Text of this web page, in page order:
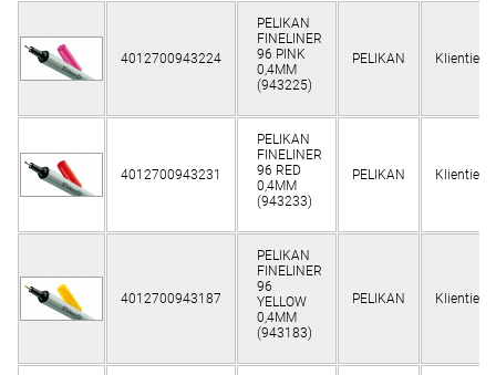
4012700943224
PELIKAN
FINELINER
96 PINK
0,4MM
(943225)
PELIKAN Klientiem
4012700943231
PELIKAN
FINELINER
96 RED
0,4MM
(943233)
PELIKAN Klientiem
4012700943187
PELIKAN
FINELINER
96
YELLOW
0,4MM
(943183)
PELIKAN Klientiem